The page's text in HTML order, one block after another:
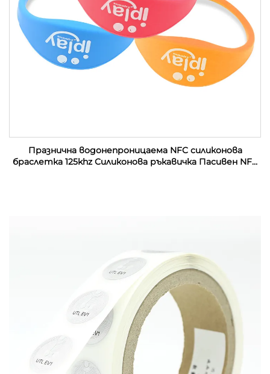
Празнична водонепроницаема NFC силиконова
браслетка 125khz Силиконова ръкавичка Пасивен NFC